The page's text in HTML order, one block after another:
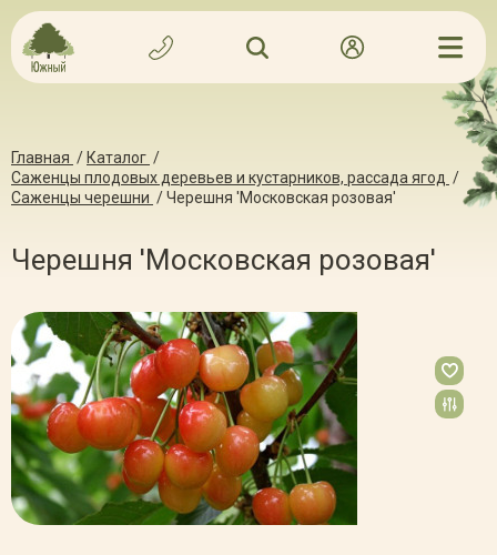
Главная / Каталог /
Саженцы плодовых деревьев и кустарников, рассада ягод /
Саженцы черешни /Черешня 'Московская розовая'
Черешня 'Московская розовая'